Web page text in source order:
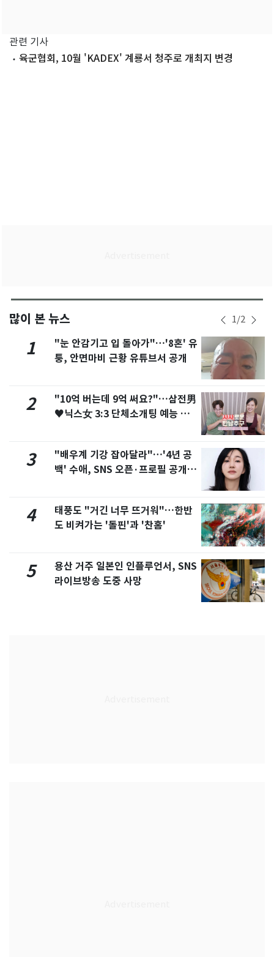
관련 기사
육군협회, 10월 'KADEX' 계룡서 청주로 개최지 변경
많이 본 뉴스 1/2
1
"눈 안감기고 입 돌아가"…'8혼' 유
퉁, 안면마비 근황 유튜브서 공개
2
"10억 버는데 9억 써요?"…삼전男
♥닉스女 3:3 단체소개팅 예능 화
3
"배우계 기강 잡아달라"…'4년 공
백' 수애, SNS 오픈·프로필 공개
4
태풍도 "거긴 너무 뜨거워"…한반
도 비켜가는 '돌핀'과 '찬홈'
5
용산 거주 일본인 인플루언서, SNS
라이브방송 도중 사망